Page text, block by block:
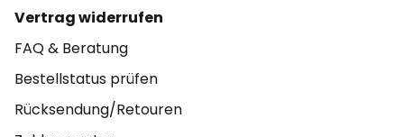
Vertrag widerrufen
FAQ & Beratung
Bestellstatus prüfen
Rücksendung/Retouren